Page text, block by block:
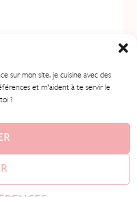
sur mon site, je cuisine avec des
et m'aident à te servir le
?